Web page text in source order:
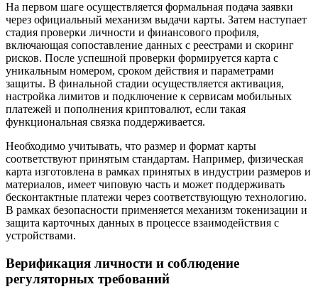
На первом шаге осуществляется формальная подача заявки
через официальный механизм выдачи карты. Затем наступает
стадия проверки личности и финансового профиля,
включающая сопоставление данных с реестрами и скоринг
рисков. После успешной проверки формируется карта с
уникальным номером, сроком действия и параметрами
защиты. В финальной стадии осуществляется активация,
настройка лимитов и подключение к сервисам мобильных
платежей и пополнения криптовалют, если такая
функциональная связка поддерживается.
Необходимо учитывать, что размер и формат карты
соответствуют принятым стандартам. Например, физическая
карта изготовлена в рамках принятых в индустрии размеров и
материалов, имеет чиповую часть и может поддерживать
бесконтактные платежи через соответствующую технологию.
В рамках безопасности применяется механизм токенизации и
защита карточных данных в процессе взаимодействия с
устройствами.
Верификация личности и соблюдение
регуляторных требований